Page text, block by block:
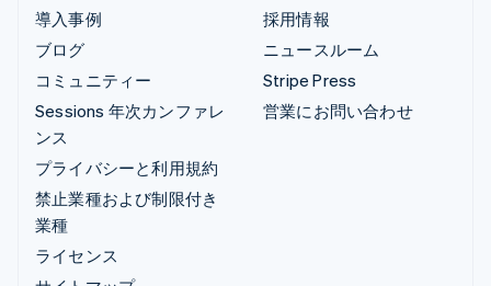
導入事例
ブログ
コミュニティー
Sessions 年次カンファレ
ンス
プライバシーと利用規約
禁止業種および制限付き
業種
ライセンス
採用情報
ニュースルーム
Stripe Press
営業にお問い合わせ